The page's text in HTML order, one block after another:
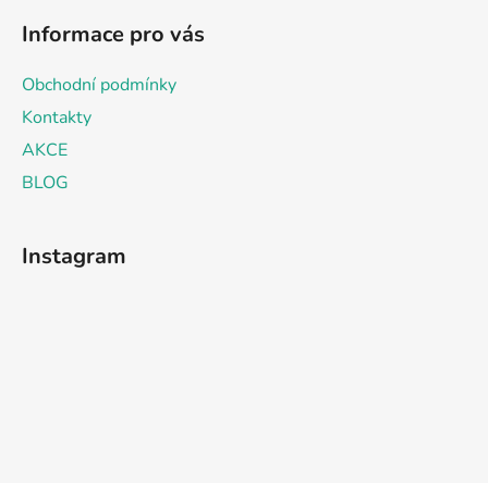
Informace pro vás
Obchodní podmínky
Kontakty
AKCE
BLOG
Instagram